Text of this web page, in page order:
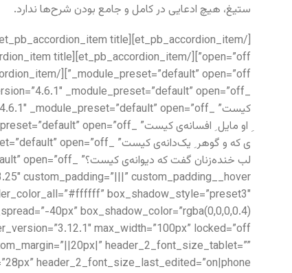
ستیغ، هیچ ادعایی در کامل و جامع بودن شرح‌ها ندارد.
box_shadow_style=”preset3″
header_2_font_size_tablet=””
header_2_font_size_last_edited=”on|phone”]